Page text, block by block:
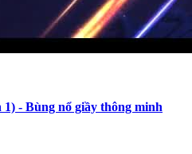
- Bùng nổ giầy thông minh